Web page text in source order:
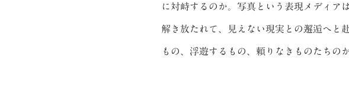
に対峙するのか。写真という表現メディア
解き放たれて、見えない現実との邂逅へと
もの、浮遊するもの、頼りなきものたちの